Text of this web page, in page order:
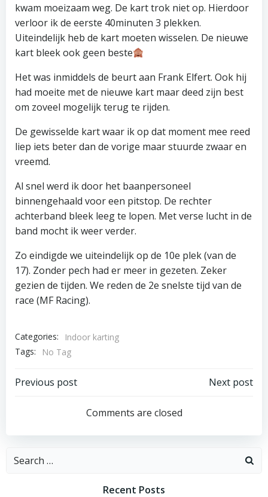
kwam moeizaam weg. De kart trok niet op. Hierdoor
verloor ik de eerste 40minuten 3 plekken.
Uiteindelijk heb de kart moeten wisselen. De nieuwe
kart bleek ook geen beste
Het was inmiddels de beurt aan Frank Elfert. Ook hij
had moeite met de nieuwe kart maar deed zijn best
om zoveel mogelijk terug te rijden.
De gewisselde kart waar ik op dat moment mee reed
liep iets beter dan de vorige maar stuurde zwaar en
vreemd.
Al snel werd ik door het baanpersoneel
binnengehaald voor een pitstop. De rechter
achterband bleek leeg te lopen. Met verse lucht in de
band mocht ik weer verder.
Zo eindigde we uiteindelijk op de 10e plek (van de
17). Zonder pech had er meer in gezeten. Zeker
gezien de tijden. We reden de 2e snelste tijd van de
race (MF Racing).
Categories:
Indoor karting
Tags:
No Tag
Post
navigation
Previous post
navigation
Next post
Comments are closed
Search
Recent Posts